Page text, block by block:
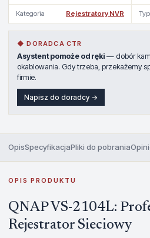
Kategoria Rejestratory NVR
◆ DORADCA CTR
Asystent pomoże od ręki — dobór
okablowania. Gdy trzeba, przekażemy
firmie.
Napisz do doradcy →
OpisSpecyfikacjaPliki do pobrania
OPIS PRODUKTU
QNAP VS-2104L:
Rejestrator Sieciowy